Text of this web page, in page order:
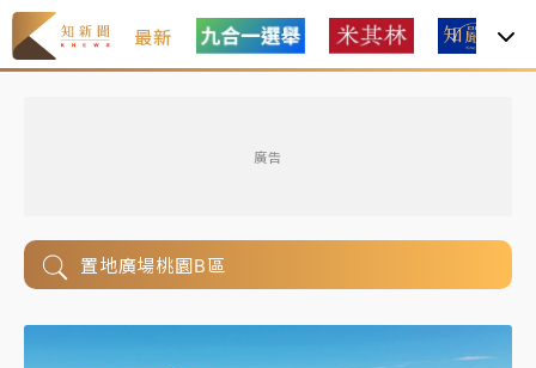
最新
廣告
置地廣場桃園B區